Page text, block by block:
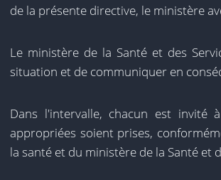
de la présente directive, le ministère
Le ministère de la Santé et des
situation et de communiquer en
Dans l'intervalle, chacun est invité
appropriées soient prises,
la santé et du ministère de la Santé et